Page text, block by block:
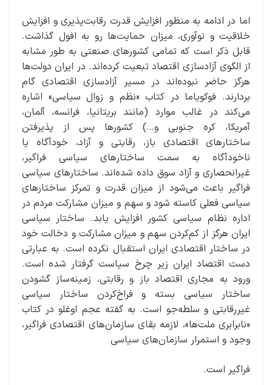
اما در ادامه به منظور افزایش قدرت رقابت‌پذیری و افزایش
خلاقیت و نوآوری، میزان حمایت‌ها رو به افول گذاشت.
قابل ذکر است که تمامی کشورهای صنعتی به طور مشابه
از الگوی آزادسازی اقتصاد تبعیت کرده‌اند. در ایران دولت‌ها
هرگز حاضر نبوده‌اند در مسیر آزادسازی اقتصادی گام
بردارند. فوکویاما در کتاب «نظم و زوال سیاسی» اشاره
می‌کند در غالب موارد (مانند بریتانیا، فرانسه، آلمان،
آمریکا، کره جنوبی و…) کشورها پس از پذیرفتن
ساختارهای اقتصادی باز، رقابتی و آزاد، خودآگاه یا
ناخودآگاه به سمت ساختارهای سیاسی فراگیر،
غیرانحصاری و آزاد سوق داده شده‌اند. ساختارهای سیاسی
فراگیر باعث می‌شود از میزان قدرت و تمرکز ساختارهای
سیاسی فعلی کاسته شود و سهم و میزان مشارکت مردم در
اداره نظام سیاسی کشور افزایش یابد. ساختار سیاسی
ایران هرگز از کم‌کردن سهم و میزان مشارکت و دخالت خود
در ساختار اقتصادی ایران استقبال نکرده است. به عبارتی
دست اقتصاد ایران زیر چرخ سیاست گرفتار شده است.
ورود به مجاری اقتصاد باز و رقابتی، زمینه‌ساز گشودن
ساختار سیاسی بسته و فراخ‌کردن ساختار سیاسی
غیررقابتی و سلطه‌جو است. به گفته عجم اوغلو در کتاب
«نابرابری ملت‌ها»، لازمه بقای سازمان‌های اقتصادی فراگیر،
وجود و استمرار سازمان‌های سیاسی
فراگیر است.